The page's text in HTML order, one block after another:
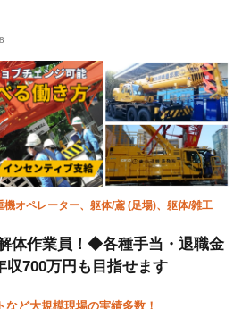
勤OK
オペレーター、躯体/鳶 (足場)、躯体/雑工
体作業員！◆各種手当・退職金
収700万円も目指せます
など大規模現場の実績多数！